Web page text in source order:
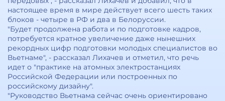
настоящее время в мире действует всего шесть таких
блоков - четыре в РФ и два в Белоруссии.
"Будет продолжена работа и по подготовке кадров,
потребуется кратное увеличение даже нынешних
рекордных цифр подготовки молодых специалистов во
Вьетнаме", - рассказал Лихачев и отметил, что речь
идет о "практике на атомных электростанциях
Российской Федерации или построенных по
российскому дизайну".
"Руководство Вьетнама сейчас очень ориентировано